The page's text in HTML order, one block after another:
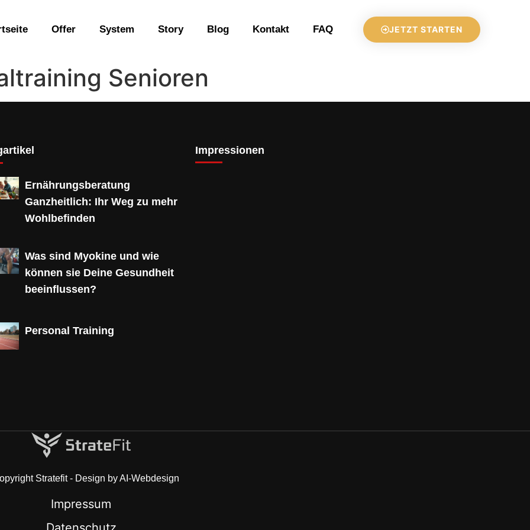
Offer System Story Blog Kontakt FAQ JETZT STARTEN
Senioren
Ernährungsberatung
Ganzheitlich: Ihr Weg zu mehr
Wohlbefinden
Was sind Myokine und wie
können sie Deine Gesundheit
beeinflussen?
Personal Training
Impressionen
Stratefit - Design by AI-Webdesign
Impressum